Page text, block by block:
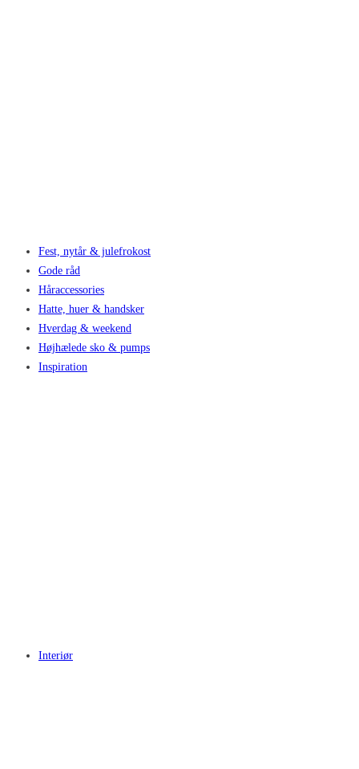
Fest, nytår & julefrokost
Gode råd
Håraccessories
Hatte, huer & handsker
Hverdag & weekend
Højhælede sko & pumps
Inspiration
Interiør